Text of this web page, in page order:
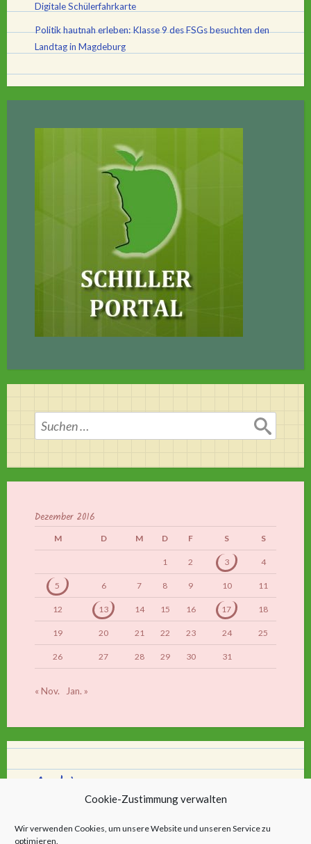
Cookie-Zustimmung verwalten
Wir verwenden Cookies, um unsere Website und unseren Service zu
optimieren.
Digitale Schülerfahrkarte
Politik hautnah erleben: Klasse 9 des FSGs besuchten den
Landtag in Magdeburg
Suchen
nach:
Dezember 2016
M D M D F S S
1 2 3 4
5 6 7 8 9 10 11
12 13 14 15 16 17 18
19 20 21 22 23 24 25
26 27 28 29 30 31
« Nov. Jan. »
Archiv